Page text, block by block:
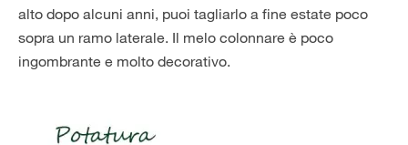
alto dopo alcuni anni, puoi tagliarlo a fine estate poco
sopra un ramo laterale. Il melo colonnare è poco
ingombrante e molto decorativo.